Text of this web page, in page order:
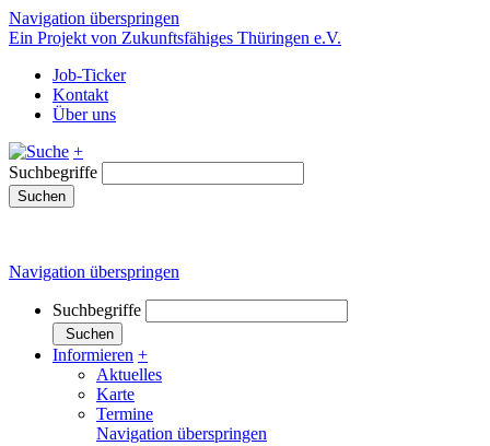
Navigation überspringen
Ein Projekt von Zukunftsfähiges Thüringen e.V.
Job-Ticker
Kontakt
Über uns
+
Suchbegriffe
Suchen
Navigation überspringen
Suchbegriffe
Suchen
Informieren +
Aktuelles
Karte
Termine
Navigation überspringen